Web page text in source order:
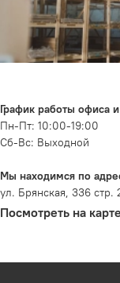
График работы офиса
Пн-Пт: 10:00-19:00
Сб-Вс: Выходной
Мы находимся по
ул. Брянская, 336 стр.
Посмотреть на карте